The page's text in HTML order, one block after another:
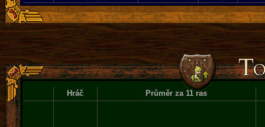
Hráč Průměr za 11 ras